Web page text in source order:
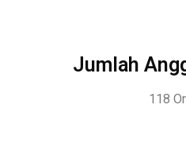
Jumlah
118